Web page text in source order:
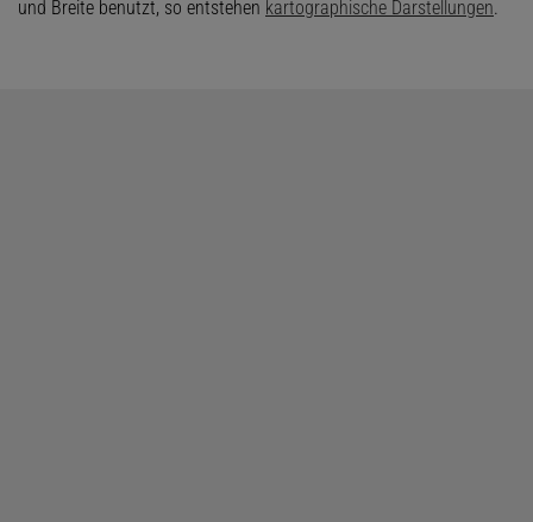
und Breite benutzt, so entstehen kartographische Darstellungen.